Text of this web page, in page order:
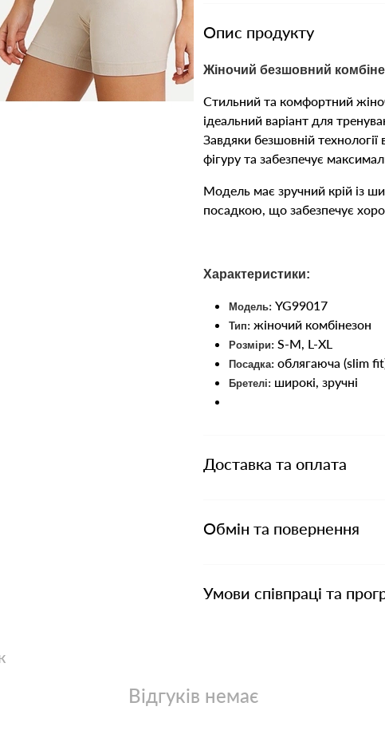
Опис продукту
Жіночий безшовний
Стильний та комфортний
ідеальний варіант для
Завдяки безшовній
фігуру та забезпечує
Модель має зручний крій із
посадкою, що забезпечує
Характеристики:
Модель: YG99017
Тип: жіночий комбінезон
Розміри: S-M, L-XL
Посадка: облягаюча (slim
Бретелі: широкі, зручні
Доставка та оплата
Обмін та повернення
Умови співпраці та
Відгуків немає